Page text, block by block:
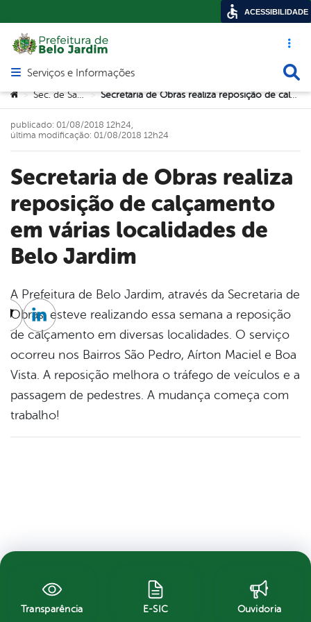
Acesso
Abrir menu principal de navegação
Serviços e Informações
Você está aqui:
> Sec. de Saúde > Secretaria de Obras realiza reposição de calçamento em várias localidades de Belo Jardim
Secretaria de Obras realiza
reposição de calçamento
em várias localidades de
Belo Jardim
publicado: 01/08/2018 12h24,
última modificação: 01/08/2018 12h24
A Prefeitura de Belo Jardim, através da Secretaria de
Obras, esteve realizando essa semana a reposição
de calçamento em diversas localidades. O serviço
ocorreu nos Bairros São Pedro, Aírton Maciel e Boa
Vista. A reposição melhora o tráfego de veículos e a
passagem de pedestres. A mudança começa com
trabalho!
Twitter
Linkedin
Transparência E-SIC Ouvidoria
ACESSIBILIDADE